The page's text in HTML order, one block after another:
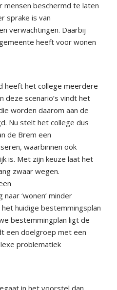
mensen beschermd te laten
sprake is van
verwachtingen. Daarbij
heeft voor wonen
heeft het college meerdere
deze scenario’s vindt het
worden daarom aan de
Nu stelt het college dus
de Brem een
waarbinnen ook
is. Met zijn keuze laat het
zwaar wegen.
‘wonen’ minder
huidige bestemmingsplan
bestemmingplan ligt de
een doelgroep met een
problematiek
in het voorstel dan